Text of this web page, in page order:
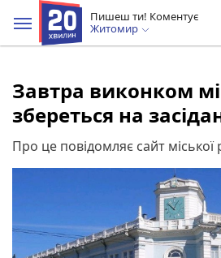
Пишеш ти! Коментує
Житомир
Завтра виконком
збереться на
Про це повідомляє сайт міської